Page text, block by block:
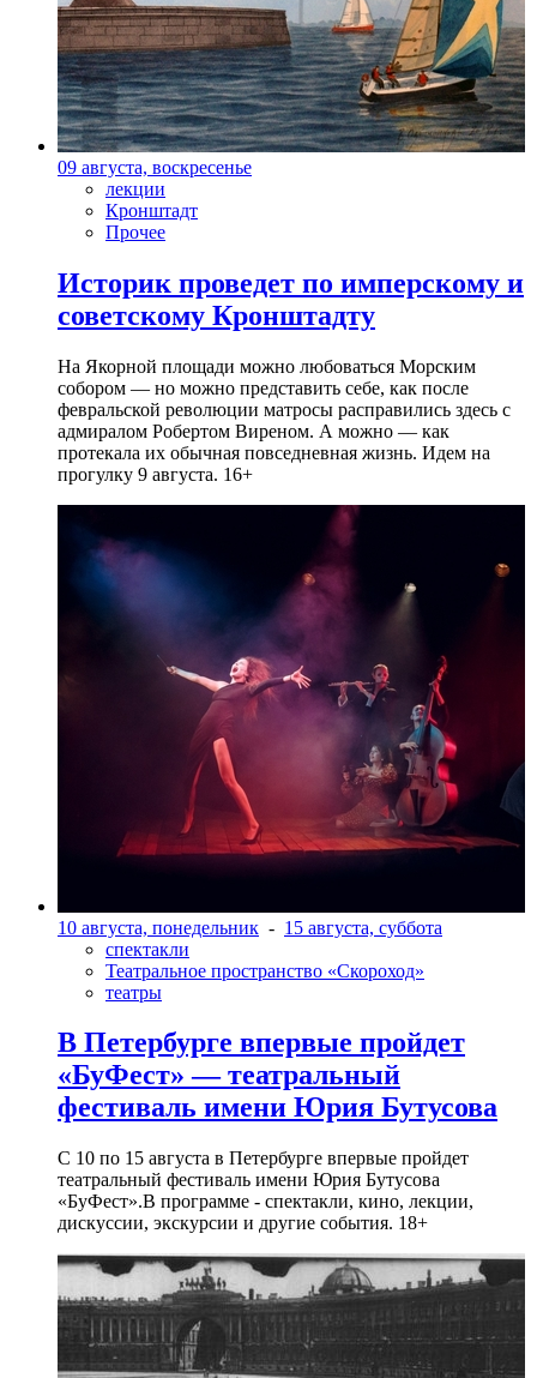
09 августа, воскресенье
лекции
Кронштадт
Прочее
Историк проведет по имперскому и
советскому Кронштадту
На Якорной площади можно любоваться Морским
собором — но можно представить себе, как после
февральской революции матросы расправились здесь с
адмиралом Робертом Виреном. А можно — как
протекала их обычная повседневная жизнь. Идем на
прогулку 9 августа. 16+
10 августа, понедельник - 15 августа, суббота
спектакли
Театральное пространство «Скороход»
театры
В Петербурге впервые пройдет
«БуФест» — театральный
фестиваль имени Юрия Бутусова
С 10 по 15 августа в Петербурге впервые пройдет
театральный фестиваль имени Юрия Бутусова
«БуФест».В программе - спектакли, кино, лекции,
дискуссии, экскурсии и другие события. 18+